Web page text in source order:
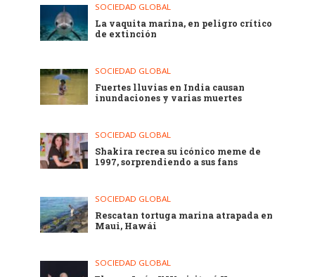
SOCIEDAD GLOBAL
La vaquita marina, en peligro crítico
de extinción
SOCIEDAD GLOBAL
Fuertes lluvias en India causan
inundaciones y varias muertes
SOCIEDAD GLOBAL
Shakira recrea su icónico meme de
1997, sorprendiendo a sus fans
SOCIEDAD GLOBAL
Rescatan tortuga marina atrapada en
Maui, Hawái
SOCIEDAD GLOBAL